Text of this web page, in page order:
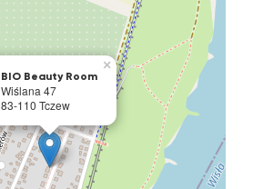
BIO Beauty Room
Wiślana 47
83-110 Tczew
×